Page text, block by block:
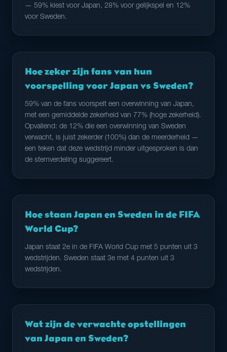
— 59% kiest voor Japan, 28% voor gelijkspel en 12%
voor Sweden.
Hoe zeker zijn fans van hun
voorspelling voor Japan vs Sweden?
59% van de fans voorspelt een overwinning van Japan,
met een gemiddelde zekerheid van 77% (hoge zekerheid).
Opvallend: de 12% die een overwinning van Sweden
verwacht, is juist zekerder (100%) dan de meerderheid —
een teken dat deze wedstrijd minder uitgesproken is dan
de stemverdeling suggereert.
Hoe staan Japan en Sweden in de FIFA
World Cup?
Japan staat 2e in de FIFA World Cup met 5 punten uit 3
wedstrijden. Sweden staat 3e met 4 punten uit 3
wedstrijden.
Wat zijn de verwachte opstellingen
van Japan en Sweden?